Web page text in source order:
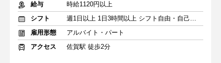
給与
時給1120円以上
シフト
週1日以上 1日3時間以上 シフト自由・自己申告
雇用形態
アルバイト・パート
アクセス
佐賀駅 徒歩2分